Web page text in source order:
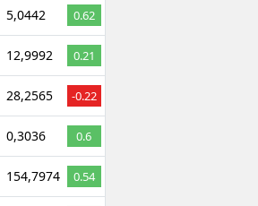
5,0442 0.62
12,9992 0.21
28,2565 -0.22
0,3036 0.6
154,7974 0.54